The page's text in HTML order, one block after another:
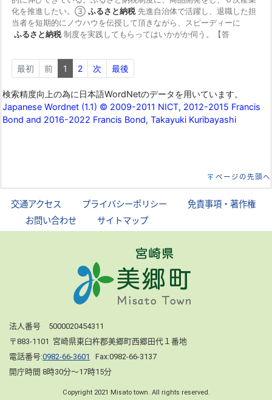
ページの先頭へ
交通アクセス プライバシーポリシー
免責事項・著作権
お問い合わせ サイトマップ
法人番号 5000020454311
〒883-1101 宮崎県東臼杵郡美郷町西郷田代１番地
電話番号:0982-66-3601
Fax:0982-66-3137
開庁時間 8時30分～17時15分
Copyright 2021 Misato town. All rights reserved.